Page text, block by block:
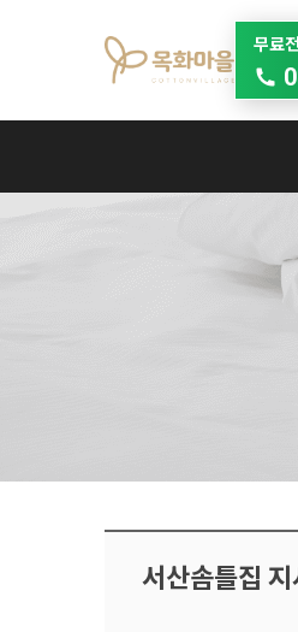
무료
서산솜틀집